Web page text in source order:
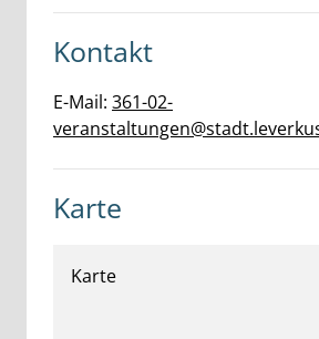
Kontakt
E-Mail: 361-02-
Karte
Karte